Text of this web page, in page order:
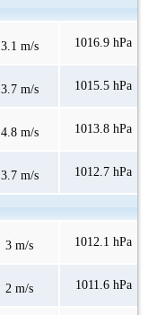
3.1 m/s 1016.9 hPa
3.7 m/s 1015.5 hPa
4.8 m/s 1013.8 hPa
3.7 m/s 1012.7 hPa
3 m/s 1012.1 hPa
2 m/s 1011.6 hPa